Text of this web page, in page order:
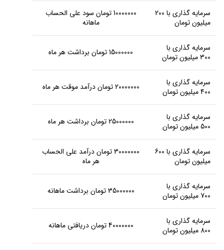
سرمایه گذاری با 200
میلیون تومان
10000000 تومان سود علی الحساب
ماهانه
سرمایه گذاری با
300 میلیون تومان
15000000 تومان برداشت هر ماه
سرمایه گذاری با
400 میلیون تومان
20000000 تومان درآمد موقت هر ماه
سرمایه گذاری با
500 میلیون تومان
25000000 تومان برداشت هر ماه
سرمایه گذاری با 600
میلیون تومان
30000000 تومان درآمد علی الحساب
هر ماه
سرمایه گذاری با
700 میلیون تومان
35000000 تومان برداشت ماهانه
سرمایه گذاری با
800 میلیون تومان
40000000 تومان دریافتی ماهانه